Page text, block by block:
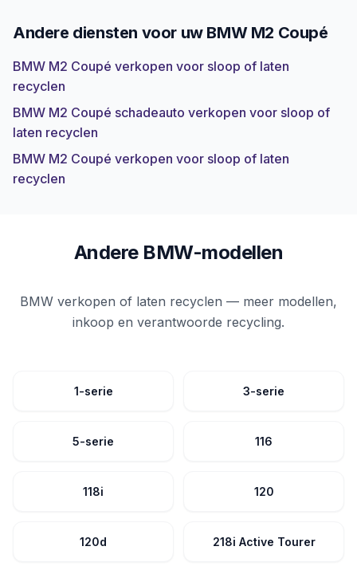
Andere diensten voor uw BMW M2 Coupé
BMW M2 Coupé verkopen voor sloop of laten
recyclen
BMW M2 Coupé schadeauto verkopen voor sloop of
laten recyclen
BMW M2 Coupé verkopen voor sloop of laten
recyclen
Andere BMW-modellen
BMW verkopen of laten recyclen — meer modellen,
inkoop en verantwoorde recycling.
1-serie 3-serie
5-serie 116
118i 120
120d 218i Active Tourer